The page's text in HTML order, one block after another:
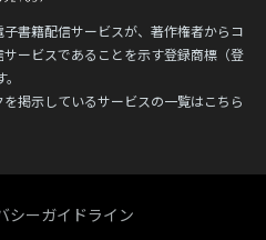
書籍配信サービスが、著作権者からコ
ービスであることを示す登録商標（登
掲示しているサービスの一覧はこちら
シーガイドライン